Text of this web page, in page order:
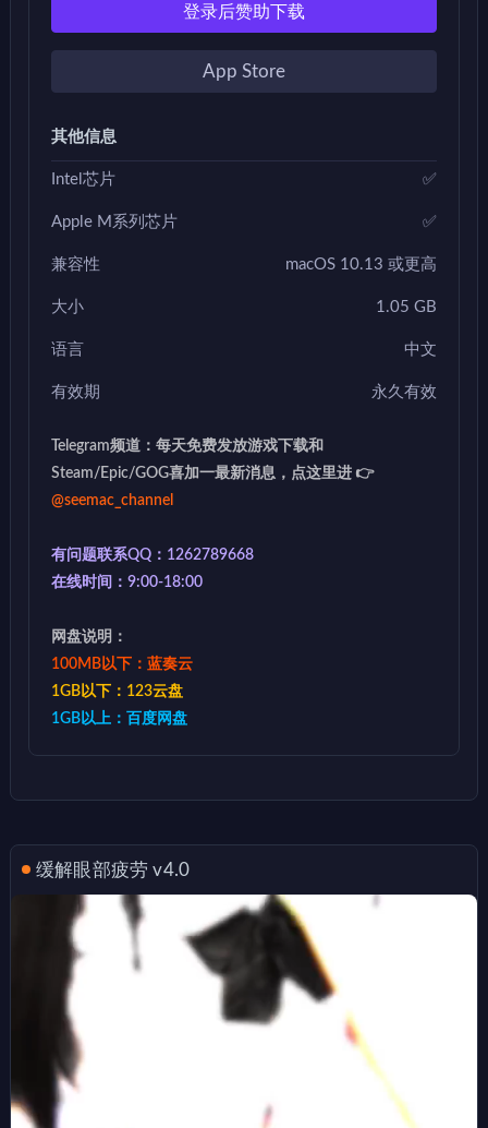
登录后赞助下载
App Store
其他信息
Intel芯片 ✅
Apple M系列芯片 ✅
兼容性 macOS 10.13 或更高
大小 1.05 GB
语言 中文
有效期 永久有效
Telegram频道：每天免费发放游戏下载和
Steam/Epic/GOG喜加一最新消息，点这里进 👉
@seemac_channel
有问题联系QQ：1262789668
在线时间：9:00-18:00
网盘说明：
100MB以下：蓝奏云
1GB以下：123云盘
1GB以上：百度网盘
缓解眼部疲劳 v4.0